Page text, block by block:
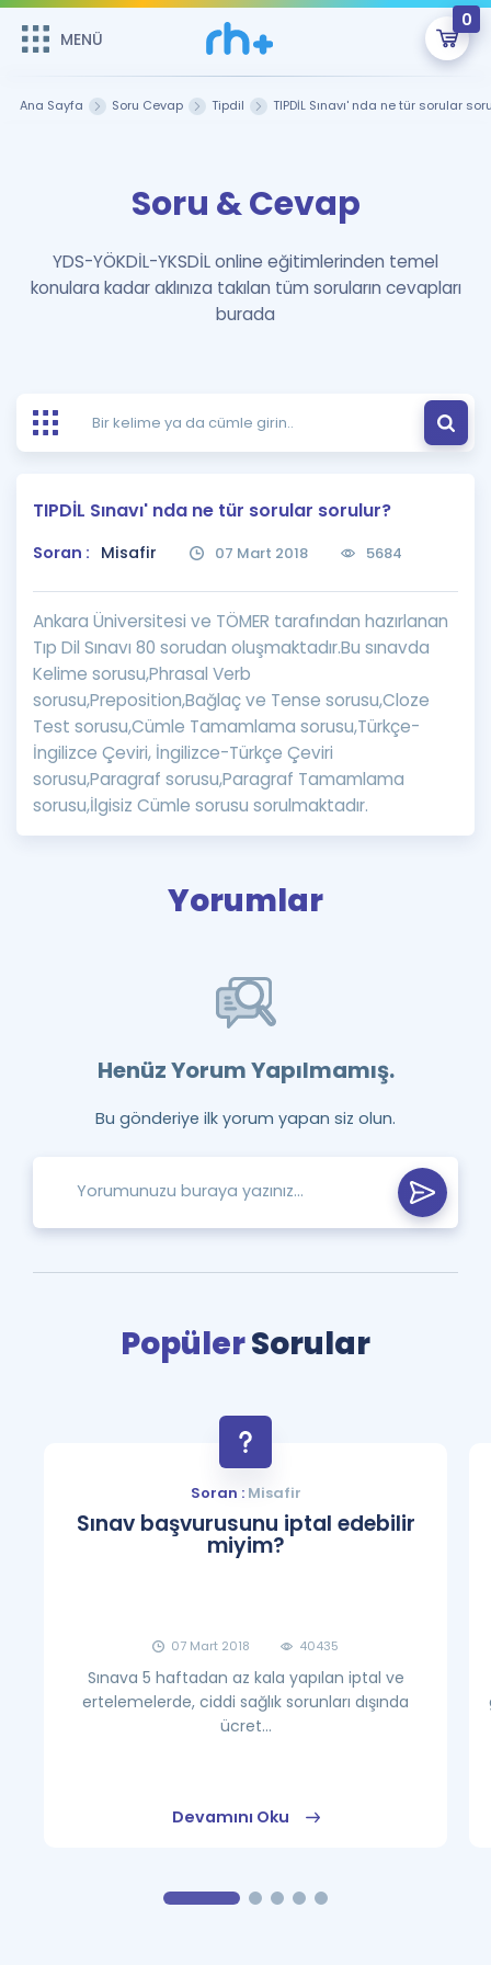
MENÜ
0
Şifremi Hatırlamıyorum
GİRİŞ YAP
Remzi Hoca ile seni sınava hazırlayacak onlarca eğitim seni
bekliyor!
MENÜ
Çalışma Paketleri
Kitaplar ve Kaynaklar
Ücretsiz Kaynaklar
Puan Hesaplama
Rehberlik Aracı
ÖSYM Sınav Takvimi
Kampanyalar
Blog
İngilizce Gramer
Blog
İngilizce Gramer
Hakkımızda
Ana Sayfa Soru Cevap Tipdil TIPDİL Sınavı' nda ne tür sorular
Soru & Cevap
YDS-YÖKDİL-YKSDİL online eğitimlerinden temel
konulara kadar aklınıza takılan tüm soruların cevapları
burada
TIPDİL Sınavı' nda ne tür sorular sorulur?
Soran : Misafir 07 Mart 2018 5684
Ankara Üniversitesi ve TÖMER tarafından hazırlanan
Tıp Dil Sınavı 80 sorudan oluşmaktadır.Bu sınavda
Kelime sorusu,Phrasal Verb
sorusu,Preposition,Bağlaç ve Tense sorusu,Cloze
Test sorusu,Cümle Tamamlama sorusu,Türkçe-
İngilizce Çeviri, İngilizce-Türkçe Çeviri
sorusu,Paragraf sorusu,Paragraf Tamamlama
sorusu,İlgisiz Cümle sorusu sorulmaktadır.
Yorumlar
Henüz Yorum Yapılmamış.
Bu gönderiye ilk yorum yapan siz olun.
PopülerSorular
Soran :Misafir
Sınav başvurusunu iptal edebilir
miyim?
07 Mart 2018 40435
Sınava 5 haftadan az kala yapılan iptal ve
ertelemelerde, ciddi sağlık sorunları dışında
ücret...
Devamını Oku